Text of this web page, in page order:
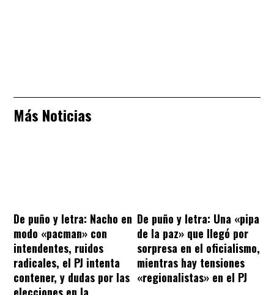
Más Noticias
De puño y letra: Nacho en
modo «pacman» con
intendentes, ruidos
radicales, el PJ intenta
contener, y dudas por las
elecciones en la
De puño y letra: Una «pipa
de la paz» que llegó por
sorpresa en el oficialismo,
mientras hay tensiones
«regionalistas» en el PJ